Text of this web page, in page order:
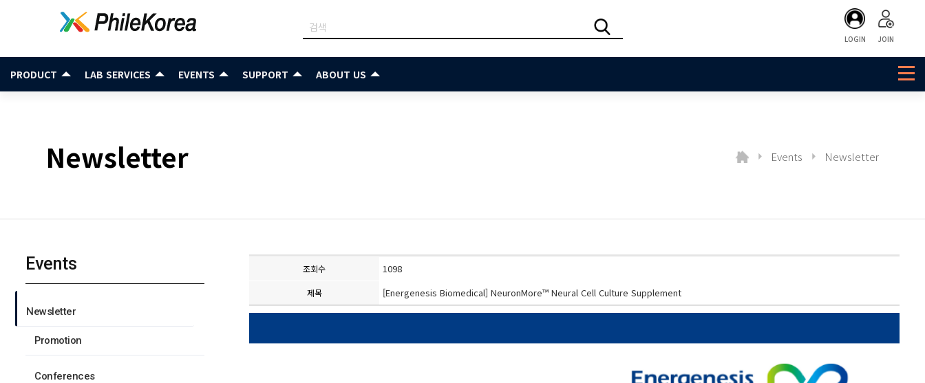
LOGIN JOIN
PRODUCT LAB SERVICES EVENTS SUPPORT ABOUT US
Newsletter Events Newsletter
Events
Newsletter
Promotion
Conferences
조회수 1098
제목 [Energenesis Biomedical] NeuronMore™ Neural Cell Culture Supplement